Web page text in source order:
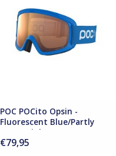
TOEVOEGEN AAN WINKELWAGEN
POC POCito Opsin -
Fluorescent Blue/Partly
Sunny Light Orange
€79,95